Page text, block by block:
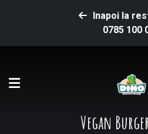
Inapoi la
0785 100
Vegan